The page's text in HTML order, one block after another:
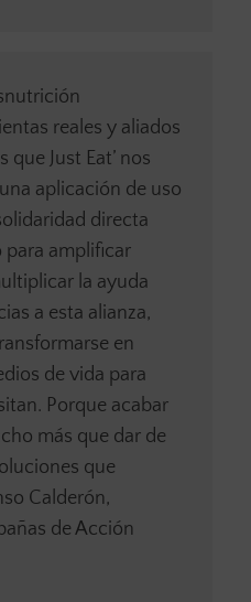
reales y aliados
que Just Eat’ nos
aplicación de uso
directa
para amplificar
la ayuda
a esta alianza,
en
de vida para
Porque acabar
más que dar de
que
Calderón,
de Acción